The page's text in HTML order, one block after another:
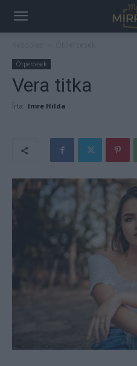
Ötpercesek
Vera titka
Írta: Imre Hilda -